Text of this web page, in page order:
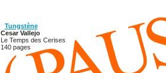
Tungstène
Cesar Vallejo
Le Temps des Cerises
140 pages